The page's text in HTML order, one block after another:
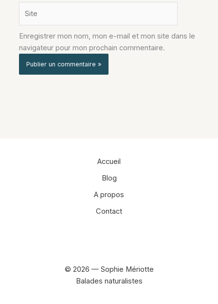
Enregistrer mon nom, mon e-mail et mon site dans le
navigateur pour mon prochain commentaire.
Accueil
Blog
A propos
Contact
© 2026 — Sophie Mériotte
Balades naturalistes